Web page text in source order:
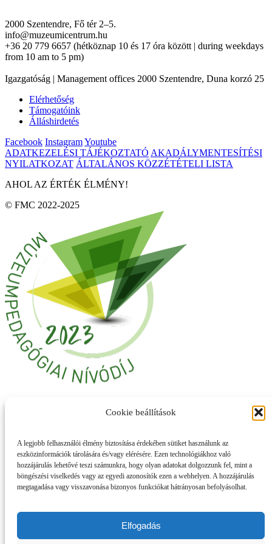
Cookie beállítások
A legjobb felhasználói élmény biztosítása érdekében sütiket használunk az
eszközinformációk tárolására és/vagy elérésére. Ezen technológiákhoz való
hozzájárulás lehetővé teszi számunkra, hogy olyan adatokat dolgozzunk fel, mint a
böngészési viselkedés vagy az egyedi azonosítók ezen a webhelyen. A hozzájárulás
megtagadása vagy visszavonása bizonyos funkciókat hátrányosan befolyásolhat.
Elfogadás
2000 Szentendre, Fő tér 2–5.
info@muzeumicentrum.hu
+36 20 779 6657 (hétköznap 10 és 17 óra között | during weekdays
from 10 am to 5 pm)
Igazgatóság | Management offices 2000 Szentendre, Duna korzó 25
Elérhetőség
Támogatóink
Álláshirdetés
Facebook InstagramYoutube
ADATKEZELÉSI TÁJÉKOZTATÓ AKADÁLYMENTESÍTÉSI
NYILATKOZAT ÁLTALÁNOS KÖZZÉTÉTELI LISTA
AHOL AZ ÉRTÉK ÉLMÉNY!
© FMC 2022-2025